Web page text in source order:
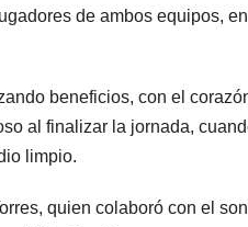
de ambos equipos,
beneficios, con el
al finalizar la jornada,
limpio.
quien colaboró con el